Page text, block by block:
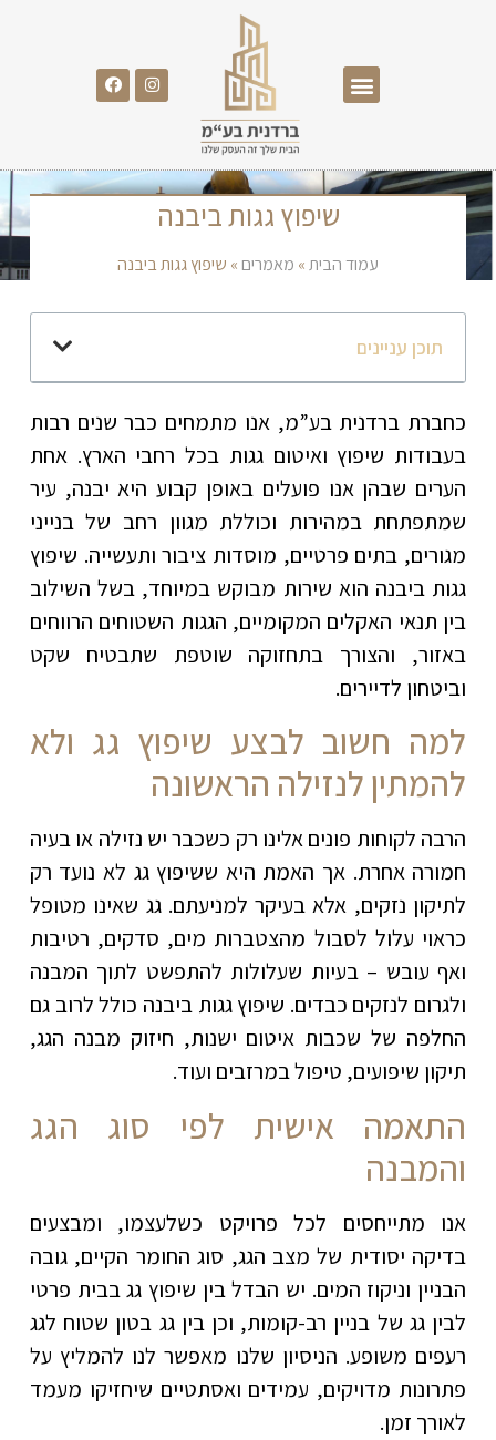
שיפוץ גגות ביבנה
עמוד הבית» מאמרים » שיפוץ גגות ביבנה
תוכן עניינים
כחברת ברדנית בע”מ, אנו מתמחים כבר שנים רבות
בעבודות שיפוץ ואיטום גגות בכל רחבי הארץ. אחת
הערים שבהן אנו פועלים באופן קבוע היא יבנה, עיר
שמתפתחת במהירות וכוללת מגוון רחב של בנייני
מגורים, בתים פרטיים, מוסדות ציבור ותעשייה. שיפוץ
גגות ביבנה הוא שירות מבוקש במיוחד, בשל השילוב
בין תנאי האקלים המקומיים, הגגות השטוחים הרווחים
באזור, והצורך בתחזוקה שוטפת שתבטיח שקט
וביטחון לדיירים.
למה חשוב לבצע שיפוץ גג ולא
להמתין לנזילה הראשונה
הרבה לקוחות פונים אלינו רק כשכבר יש נזילה או בעיה
חמורה אחרת. אך האמת היא ששיפוץ גג לא נועד רק
לתיקון נזקים, אלא בעיקר למניעתם. גג שאינו מטופל
כראוי עלול לסבול מהצטברות מים, סדקים, רטיבות
ואף עובש – בעיות שעלולות להתפשט לתוך המבנה
ולגרום לנזקים כבדים. שיפוץ גגות ביבנה כולל לרוב גם
החלפה של שכבות איטום ישנות, חיזוק מבנה הגג,
תיקון שיפועים, טיפול במרזבים ועוד.
התאמה אישית לפי סוג הגג
והמבנה
אנו מתייחסים לכל פרויקט כשלעצמו, ומבצעים
בדיקה יסודית של מצב הגג, סוג החומר הקיים, גובה
הבניין וניקוז המים. יש הבדל בין שיפוץ גג בבית פרטי
לבין גג של בניין רב-קומות, וכן בין גג בטון שטוח לגג
רעפים משופע. הניסיון שלנו מאפשר לנו להמליץ על
פתרונות מדויקים, עמידים ואסתטיים שיחזיקו מעמד
לאורך זמן.